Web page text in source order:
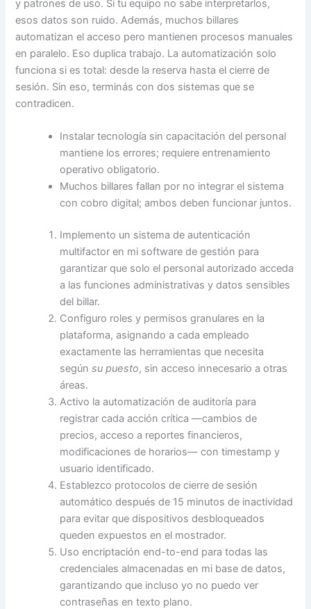
y patrones de uso. Si tu equipo no sabe interpretarlos,
esos datos son ruido. Además, muchos billares
automatizan el acceso pero mantienen procesos manuales
en paralelo. Eso duplica trabajo. La automatización solo
funciona si es total: desde la reserva hasta el cierre de
sesión. Sin eso, terminás con dos sistemas que se
contradicen.
Instalar tecnología sin capacitación del personal
mantiene los errores; requiere entrenamiento
operativo obligatorio.
Muchos billares fallan por no integrar el sistema
con cobro digital; ambos deben funcionar juntos.
Implemento un sistema de autenticación
multifactor en mi software de gestión para
garantizar que solo el personal autorizado acceda
a las funciones administrativas y datos sensibles
del billar.
Configuro roles y permisos granulares en la
plataforma, asignando a cada empleado
exactamente las herramientas que necesita
segúnsu puesto, sin acceso innecesario a otras
áreas.
Activo la automatización de auditoría para
registrar cada acción crítica —cambios de
precios, acceso a reportes financieros,
modificaciones de horarios— con timestamp y
usuario identificado.
Establezco protocolos de cierre de sesión
automático después de 15 minutos de inactividad
para evitar que dispositivos desbloqueados
queden expuestos en el mostrador.
Uso encriptación end-to-end para todas las
credenciales almacenadas en mi base de datos,
garantizando que incluso yo no puedo ver
contraseñas en texto plano.